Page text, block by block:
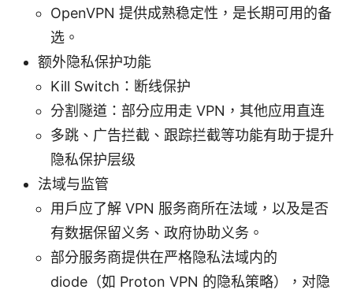
OpenVPN 提供成熟稳定性，是长期可用的备
选。
额外隐私保护功能
Kill Switch：断线保护
分割隧道：部分应用走 VPN，其他应用直连
多跳、广告拦截、跟踪拦截等功能有助于提升
隐私保护层级
法域与监管
用户应了解 VPN 服务商所在法域，以及是否
有数据保留义务、政府协助义务。
部分服务商提供在严格隐私法域内的
diode（如 Proton VPN 的隐私策略），对隐